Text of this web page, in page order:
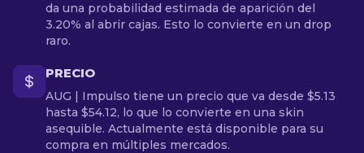
da una probabilidad estimada de aparición del
3.20% al abrir cajas. Esto lo convierte en un drop
raro.
PRECIO
AUG | Impulso tiene un precio que va desde $5.13
hasta $54.12, lo que lo convierte en una skin
asequible. Actualmente está disponible para su
compra en múltiples mercados.